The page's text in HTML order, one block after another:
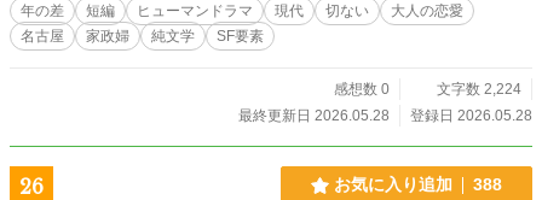
年の差 短編 ヒューマンドラマ 現代 切ない
大人の恋愛
名古屋
家政婦 純文学 SF要素
感想数 0
文字数 2,224
最終更新日 2026.05.28
登録日 2026.05.28
26 お気に入り追加 388